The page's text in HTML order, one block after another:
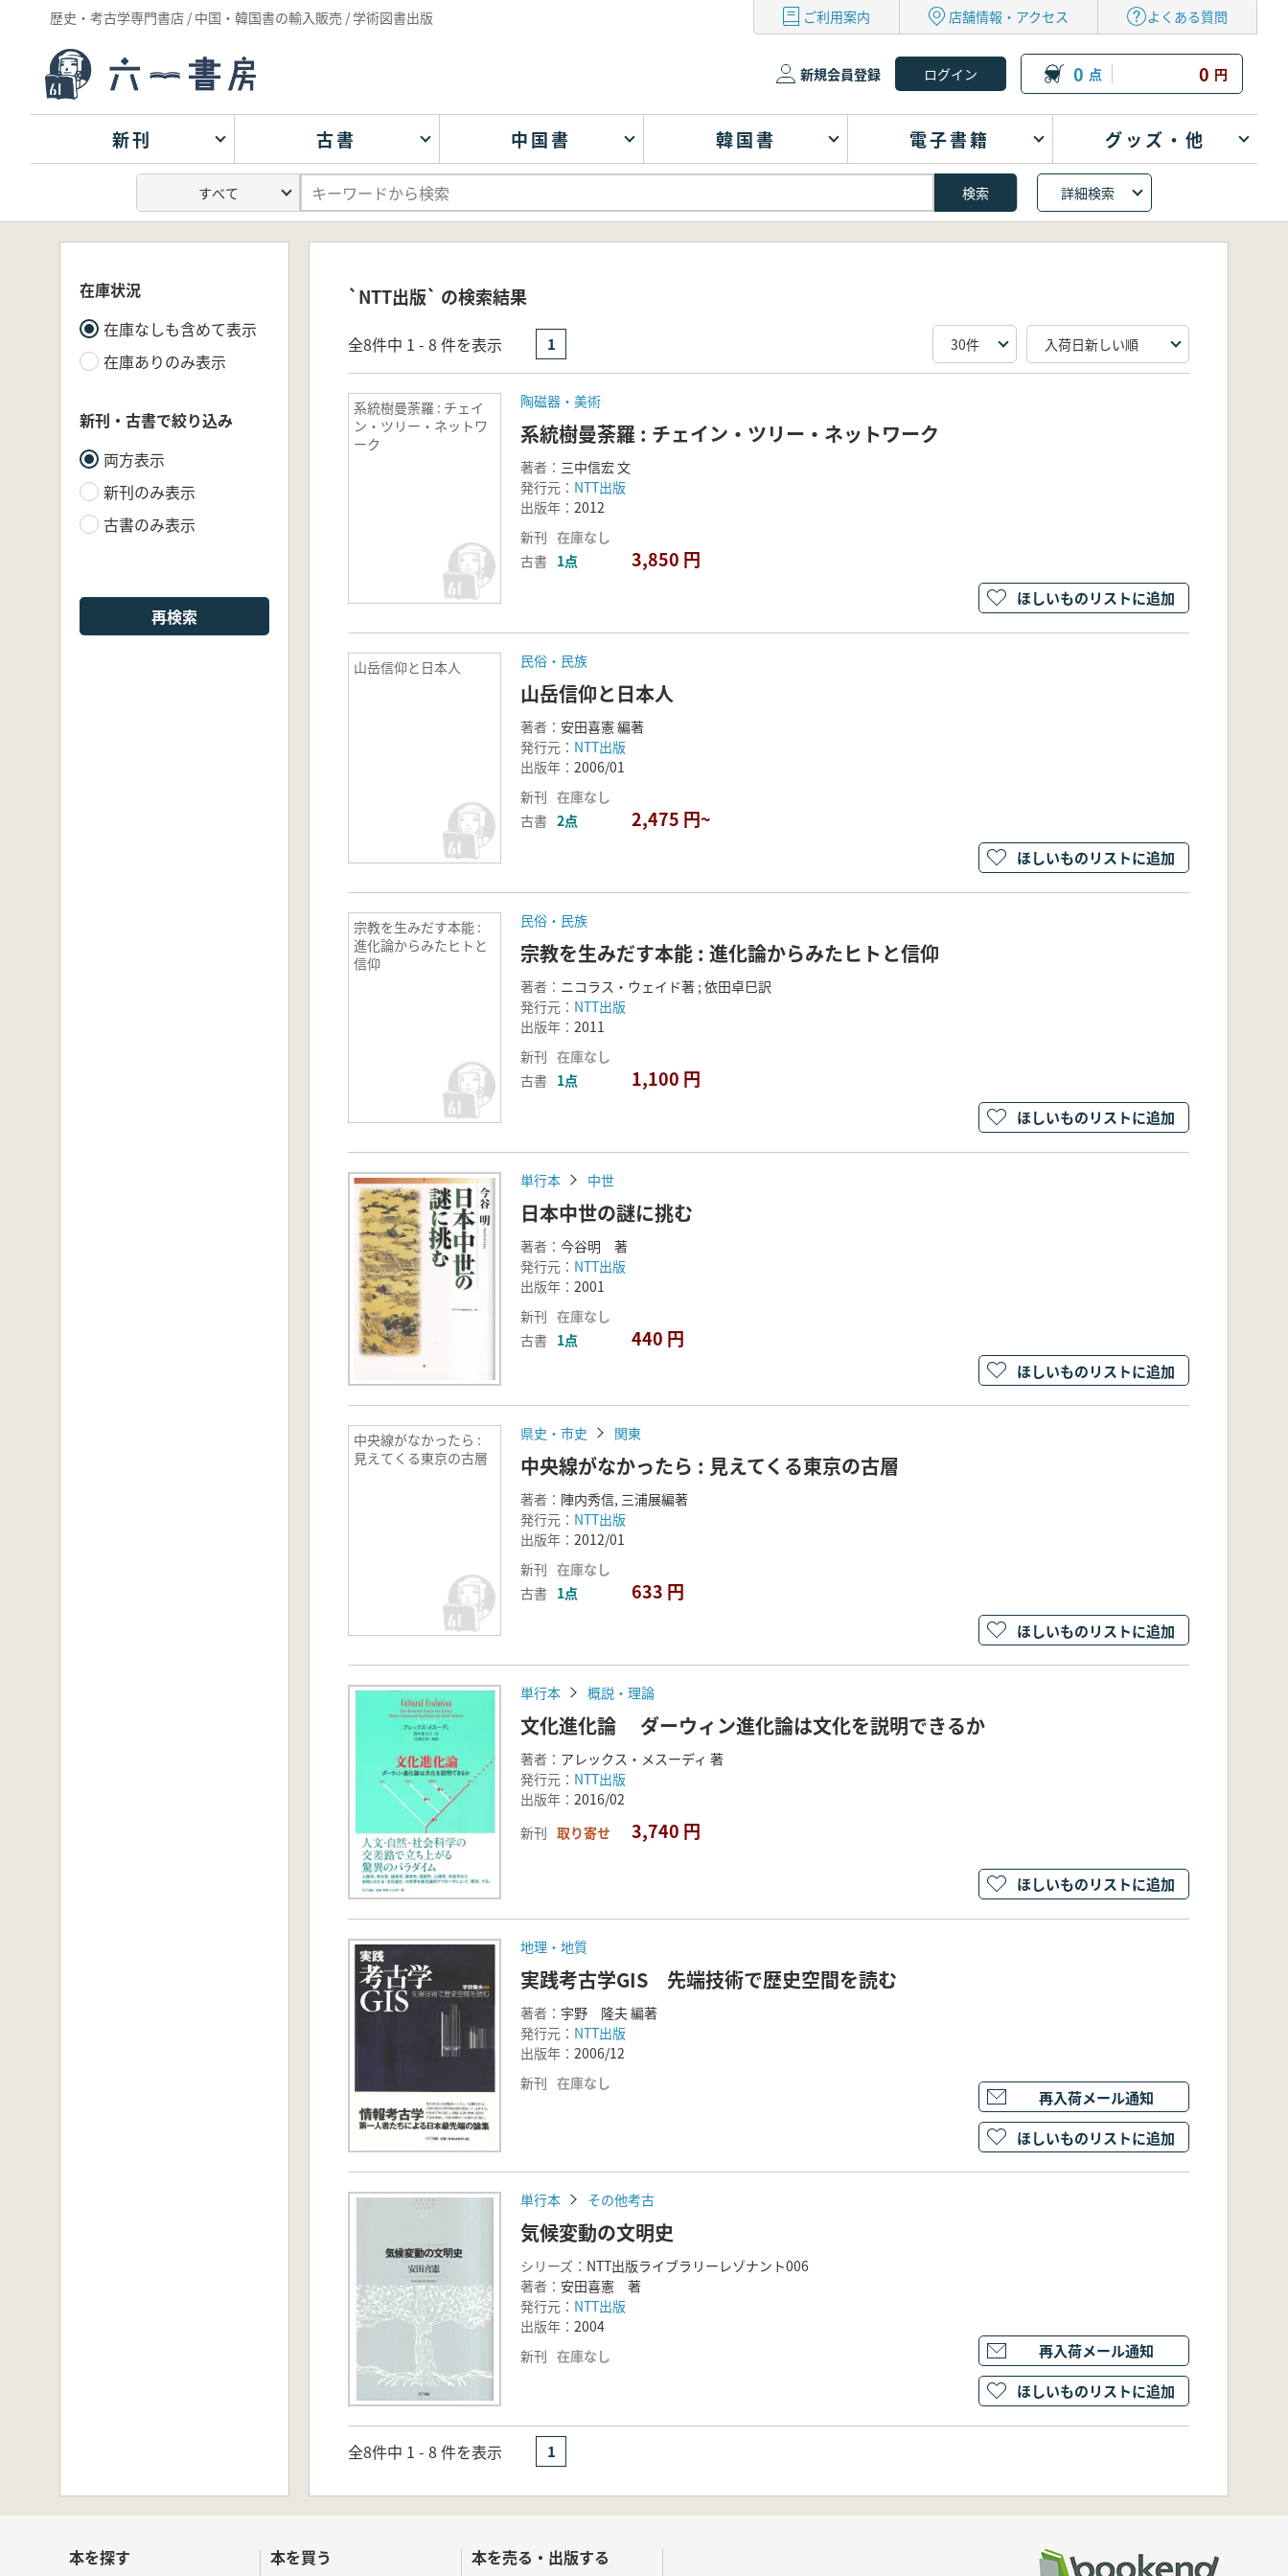
歴史・考古学専門書店 / 中国・韓国書の輸入販売 / 学術図書出版 ご利用案内 店舗情報・アクセス よくある質問
新規会員登録 0 点 0 円
新刊 古書 中国書 韓国書 電子書籍 グッズ・他
詳細検索
在庫状況
在庫なしも含めて表示
在庫ありのみ表示
新刊・古書で絞り込み
両方表示
新刊のみ表示
古書のみ表示
再検索
`NTT出版` の検索結果
全8件中 1 - 8 件を表示 1
系統樹曼荼羅 : チェイ
ン・ツリー・ネットワ
ーク
陶磁器・美術
系統樹曼荼羅 : チェイン・ツリー・ネットワーク
著者： 三中信宏 文
発行元： NTT出版
出版年： 2012
新刊 在庫なし
古書 1点 3,850 円
ほしいものリストに追加
山岳信仰と日本人 民俗・民族
山岳信仰と日本人
著者： 安田喜憲 編著
発行元： NTT出版
出版年： 2006/01
新刊 在庫なし
古書 2点 2,475 円~
ほしいものリストに追加
宗教を生みだす本能 :
進化論からみたヒトと
信仰
民俗・民族
宗教を生みだす本能 : 進化論からみたヒトと信仰
著者： ニコラス・ウェイド著 ; 依田卓巳訳
発行元： NTT出版
出版年： 2011
新刊 在庫なし
古書 1点 1,100 円
ほしいものリストに追加
単行本 中世
日本中世の謎に挑む
著者： 今谷明 著
発行元： NTT出版
出版年： 2001
新刊 在庫なし
古書 1点 440 円
ほしいものリストに追加
中央線がなかったら :
見えてくる東京の古層
県史・市史 関東
中央線がなかったら : 見えてくる東京の古層
著者： 陣内秀信, 三浦展編著
発行元： NTT出版
出版年： 2012/01
新刊 在庫なし
古書 1点 633 円
ほしいものリストに追加
単行本 概説・理論
文化進化論 ダーウィン進化論は文化を説明できるか
著者： アレックス・メスーディ 著
発行元： NTT出版
出版年： 2016/02
新刊 取り寄せ 3,740 円
ほしいものリストに追加
地理・地質
実践考古学GIS 先端技術で歴史空間を読む
著者： 宇野 隆夫 編著
発行元： NTT出版
出版年： 2006/12
新刊 在庫なし
再入荷メール通知
ほしいものリストに追加
単行本 その他考古
気候変動の文明史
シリーズ： NTT出版ライブラリーレゾナント006
著者： 安田喜憲 著
発行元： NTT出版
出版年： 2004
新刊 在庫なし
再入荷メール通知
ほしいものリストに追加
全8件中 1 - 8 件を表示 1
本を探す 本を買う 本を売る・出版する